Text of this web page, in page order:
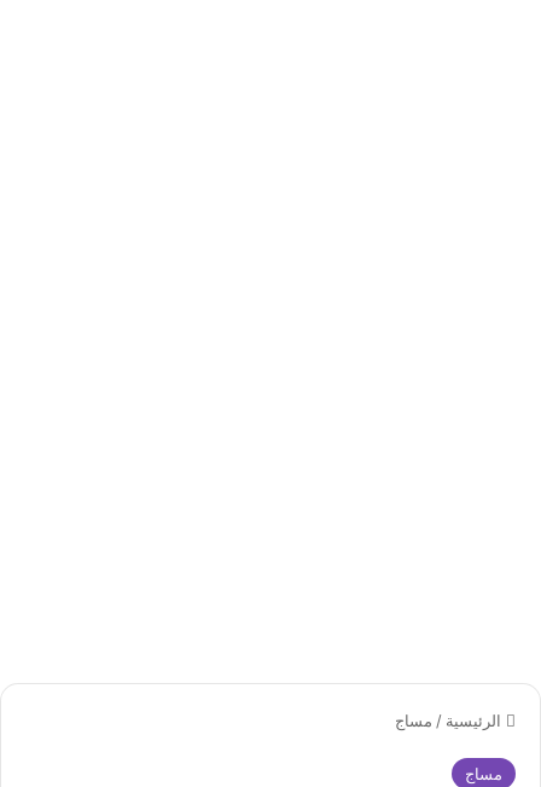
الرئيسية / مساج
مساج